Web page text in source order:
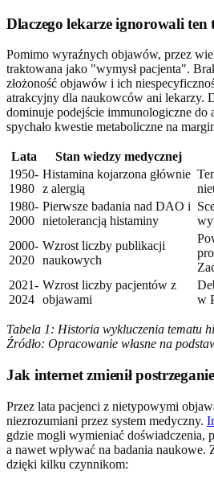
Dlaczego lekarze ignorowali ten
Pomimo wyraźnych objawów, przez
traktowana jako "wymysł pacjenta".
złożoność objawów i ich
atrakcyjny dla naukowców ani lekarzy.
dominuje podejście immunologiczne do
spychało kwestie metaboliczne na
Lata Stan wiedzy medycznej
1950-
1980
Histamina kojarzona głównie
z alergią
1980-
2000
Pierwsze badania nad DAO i
nietolerancją histaminy
2000-
2020
Wzrost liczby publikacji
naukowych
2021-
2024
Wzrost liczby pacjentów z
objawami
w
Tabela 1: Historia wykluczenia tematu
Źródło: Opracowanie własne na
Jak internet zmienił
Przez lata pacjenci z nietypowymi
niezrozumiani przez system medyczny.
gdzie mogli wymieniać doświadczenia,
a nawet wpływać na badania naukowe.
dzięki kilku czynnikom: